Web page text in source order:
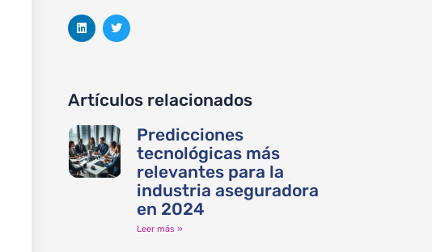
Artículos relacionados
Predicciones
tecnológicas más
relevantes para la
industria aseguradora
en 2024
Leer más »